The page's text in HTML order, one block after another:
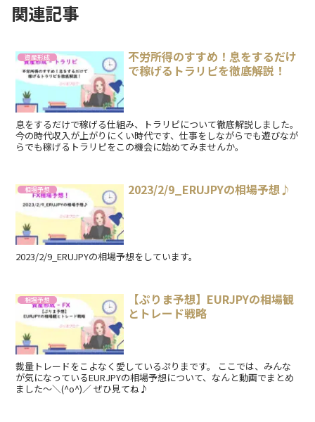
関連記事
資産形成
不労所得のすすめ！息をするだけ
で稼げるトラリピを徹底解説！
息をするだけで稼げる仕組み、トラリピについて徹底解説しました。
今の時代収入が上がりにくい時代です、仕事をしながらでも遊びなが
らでも稼げるトラリピをこの機会に始めてみませんか。
相場予想 2023/2/9_ERUJPYの相場予想♪
2023/2/9_ERUJPYの相場予想をしています。
相場予想
【ぷりま予想】EURJPYの相場観
とトレード戦略
裁量トレードをこよなく愛しているぷりまです。 ここでは、みんな
が気になっているEURJPYの相場予想について、なんと動画でまとめ
ました～＼(^o^)／ ぜひ見てね♪